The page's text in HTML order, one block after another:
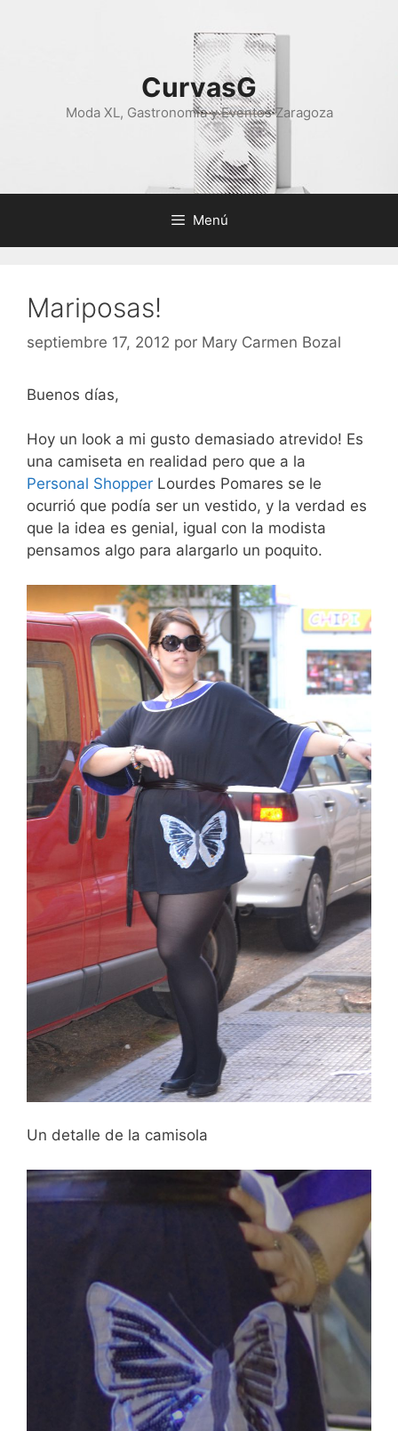
CurvasG
Moda XL, Gastronomía y Eventos Zaragoza
Menú
Mariposas!
septiembre 17, 2012 por Mary Carmen Bozal
Buenos días,
Hoy un look a mi gusto demasiado atrevido! Es
una camiseta en realidad pero que a la
Personal Shopper Lourdes Pomares se le
ocurrió que podía ser un vestido, y la verdad es
que la idea es genial, igual con la modista
pensamos algo para alargarlo un poquito.
Un detalle de la camisola